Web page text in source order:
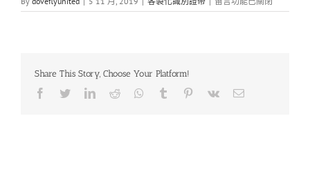
〈品
製
Share This Story, Choose Your Platform!
Facebook
TwitterLinkedIn
Reddit Whatsapp
Tumblr Pinterest
Vk Email